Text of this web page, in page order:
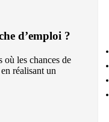
d’emploi ?
les chances de
réalisant un